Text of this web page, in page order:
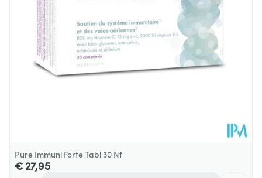
25°C)
Pure Immuni Forte Tabl 30 Nf
€ 27,95